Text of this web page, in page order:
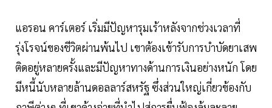
แอรอน คาร์เตอร์ เริ่มมีปัญหารุมเร้าหลังจากช่วงเวลาที่
รุ่งโรจน์ของชีวิตผ่านพ้นไป เขาต้องเข้ารับการบำบัดยาเสพ
ติดอยู่หลายครั้งและมีปัญหาทางด้านการเงินอย่างหนัก โดย
มีหนี้นับหลายล้านดอลลาร์สหรัฐ ซึ่งส่วนใหญ่เกี่ยวข้องกับ